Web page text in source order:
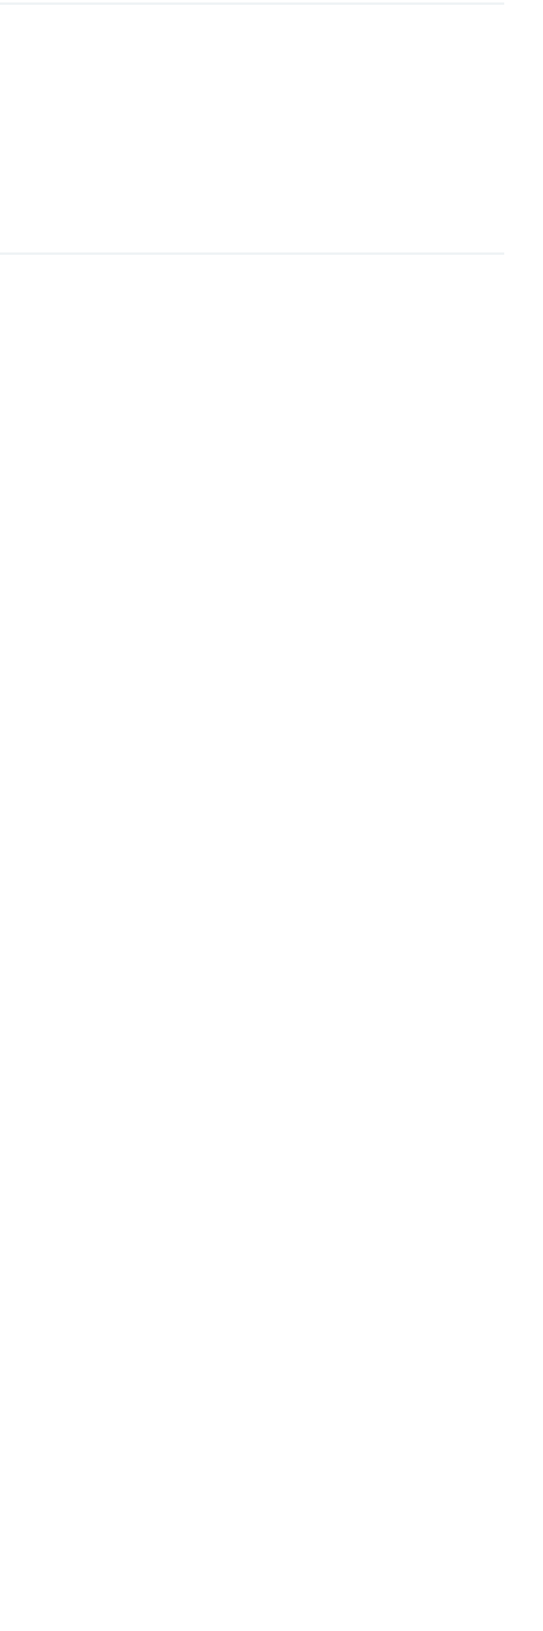
della città, raggiungibile anche attraverso
separatamente mediante impianto con
lavapiatti e cappa aspirante;
le Imprese qualificate non utilizzino
solo da produttori certificati CE e FSC ed i
i requisiti delle case a basso consumo
utilizziamo la tecnologia a pompa di calore